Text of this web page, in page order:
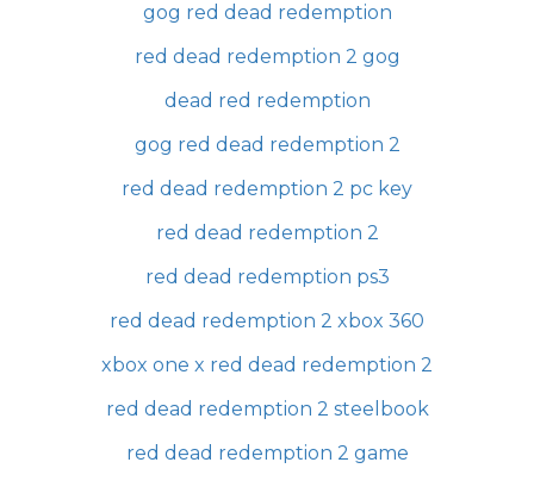
gog red dead redemption
red dead redemption 2 gog
dead red redemption
gog red dead redemption 2
red dead redemption 2 pc key
red dead redemption 2
red dead redemption ps3
red dead redemption 2 xbox 360
xbox one x red dead redemption 2
red dead redemption 2 steelbook
red dead redemption 2 game